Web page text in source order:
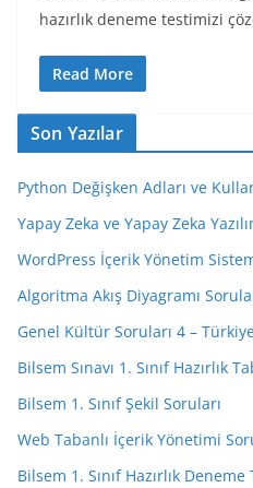
hazırlık deneme testimizi
Read More
Son Yazılar
Python Değişken Adları ve
Yapay Zeka ve Yapay Zeka
WordPress İçerik Yönetim
Algoritma Akış Diyagramı
Genel Kültür Soruları 4 –
Bilsem Sınavı 1. Sınıf Hazırlık
Bilsem 1. Sınıf Şekil Soruları
Web Tabanlı İçerik Yönetimi
Bilsem 1. Sınıf Hazırlık Deneme